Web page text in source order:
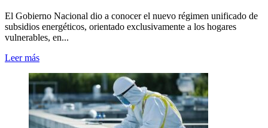
El Gobierno Nacional dio a conocer el nuevo régimen unificado de
subsidios energéticos, orientado exclusivamente a los hogares
vulnerables, en...
Leer más